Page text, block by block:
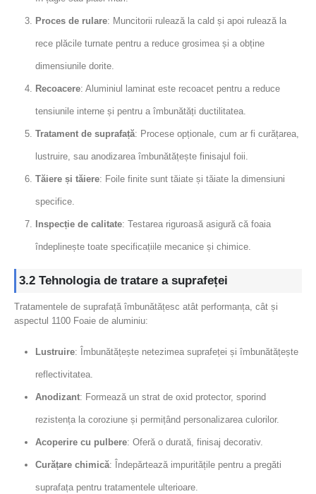
Proces de rulare: Muncitorii rulează la cald și apoi rulează la
rece plăcile turnate pentru a reduce grosimea și a obține
dimensiunile dorite.
Recoacere: Aluminiul laminat este recoacet pentru a reduce
tensiunile interne și pentru a îmbunătăți ductilitatea.
Tratament de suprafață: Procese opționale, cum ar fi curățarea,
lustruire, sau anodizarea îmbunătățește finisajul foii.
Tăiere și tăiere: Foile finite sunt tăiate și tăiate la dimensiuni
specifice.
Inspecție de calitate: Testarea riguroasă asigură că foaia
îndeplinește toate specificațiile mecanice și chimice.
3.2 Tehnologia de tratare a suprafeței
Tratamentele de suprafață îmbunătățesc atât performanța, cât și
aspectul 1100 Foaie de aluminiu:
Lustruire: Îmbunătățește netezimea suprafeței și îmbunătățește
reflectivitatea.
Anodizant: Formează un strat de oxid protector, sporind
rezistența la coroziune și permițând personalizarea culorilor.
Acoperire cu pulbere: Oferă o durată, finisaj decorativ.
Curățare chimică: Îndepărtează impuritățile pentru a pregăti
suprafața pentru tratamentele ulterioare.